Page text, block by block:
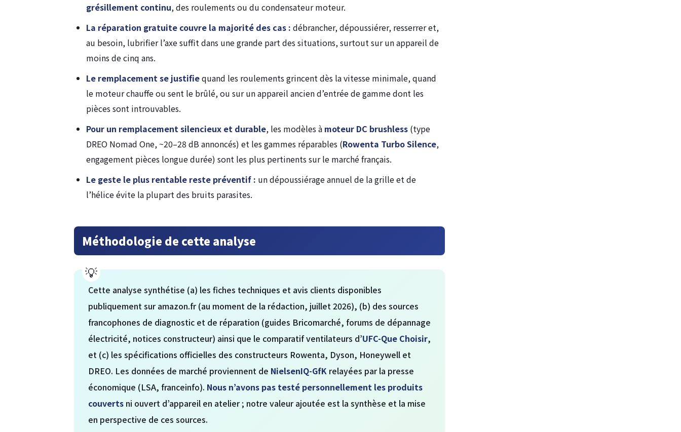
grésillement continu, des roulements ou du condensateur moteur.
La réparation gratuite couvre la majorité des cas : débrancher, dépoussiérer, resserrer et,
au besoin, lubrifier l’axe suffit dans une grande part des situations, surtout sur un appareil de
moins de cinq ans.
Le remplacement se justifiequand les roulements grincent dès la vitesse minimale, quand
le moteur chauffe ou sent le brûlé, ou sur un appareil ancien d’entrée de gamme dont les
pièces sont introuvables.
Pour un remplacement silencieux et durable, les modèles à moteur DC brushless (type
DREO Nomad One, ~20–28 dB annoncés) et les gammes réparables (Rowenta Turbo Silence,
engagement pièces longue durée) sont les plus pertinents sur le marché français.
Le geste le plus rentable reste préventif : un dépoussiérage annuel de la grille et de
l’hélice évite la plupart des bruits parasites.
Méthodologie de cette analyse
Cette analyse synthétise (a) les fiches techniques et avis clients disponibles
publiquement sur amazon.fr (au moment de la rédaction, juillet 2026), (b) des sources
francophones de diagnostic et de réparation (guides Bricomarché, forums de dépannage
électricité, notices constructeur) ainsi que le comparatif ventilateurs d’UFC-Que Choisir,
et (c) les spécifications officielles des constructeurs Rowenta, Dyson, Honeywell et
DREO. Les données de marché proviennent de NielsenIQ-GfK relayées par la presse
économique (LSA, franceinfo). Nous n’avons pas testé personnellement les produits
couverts ni ouvert d’appareil en atelier ; notre valeur ajoutée est la synthèse et la mise
en perspective de ces sources.